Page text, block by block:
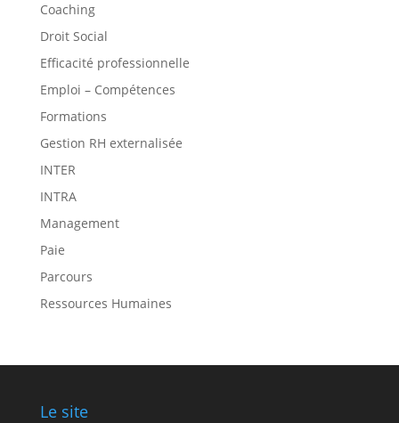
Coaching
Droit Social
Efficacité professionnelle
Emploi – Compétences
Formations
Gestion RH externalisée
INTER
INTRA
Management
Paie
Parcours
Ressources Humaines
Le site